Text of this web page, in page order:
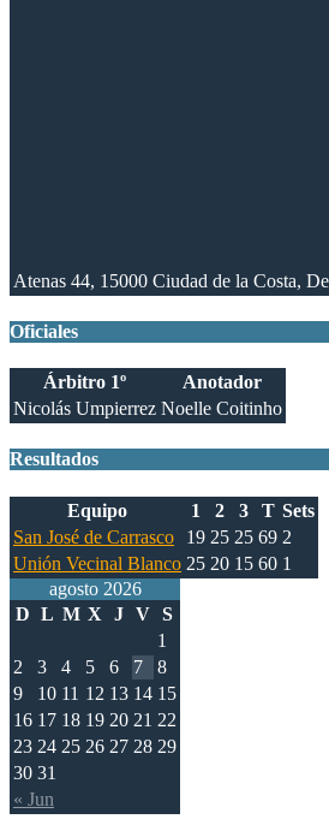
Atenas 44, 15000 Ciudad de la Costa,
Oficiales
Árbitro 1º
Anotador
Nicolás Umpierrez Noelle Coitinho
Resultados
Equipo 1 2 3 T Sets
San José de Carrasco
19 25 25 69 2
Unión Vecinal Blanco 25 20 15 60 1
agosto 2026
D L M X J V S
« Jun
1
2
3 4 5 6 7
8
9
10 11 12 13 14 15
16 17 18 19 20 21 22
23 24 25 26 27 28 29
30 31